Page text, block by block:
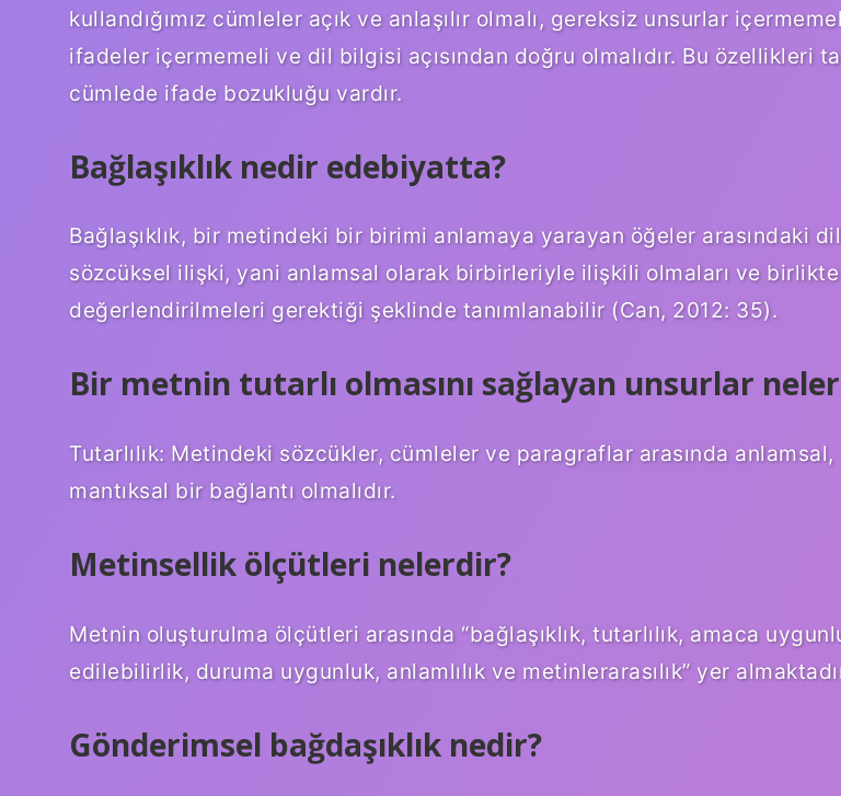
kullandığımız cümleler açık ve anlaşılır olmalı, gereksiz unsurlar
ifadeler içermemeli ve dil bilgisi açısından doğru olmalıdır. Bu özellikleri
cümlede ifade bozukluğu vardır.
Bağlaşıklık nedir edebiyatta?
Bağlaşıklık, bir metindeki bir birimi anlamaya yarayan öğeler arasındaki
sözcüksel ilişki, yani anlamsal olarak birbirleriyle ilişkili olmaları ve birlikte
değerlendirilmeleri gerektiği şeklinde tanımlanabilir (Can, 2012: 35).
Bir metnin tutarlı olmasını sağlayan unsurlar
Tutarlılık: Metindeki sözcükler, cümleler ve paragraflar arasında
mantıksal bir bağlantı olmalıdır.
Metinsellik ölçütleri nelerdir?
Metnin oluşturulma ölçütleri arasında “bağlaşıklık, tutarlılık, amaca
edilebilirlik, duruma uygunluk, anlamlılık ve metinlerarasılık” yer
Gönderimsel bağdaşıklık nedir?